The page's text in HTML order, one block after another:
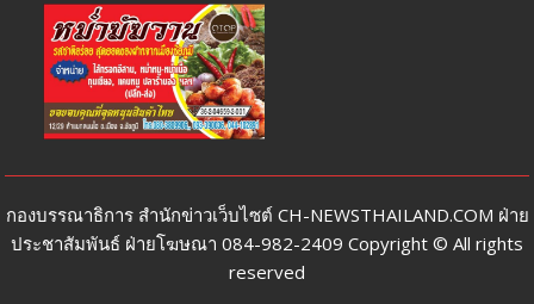
กองบรรณาธิการ สำนักข่าวเว็บไซต์ CH-NEWSTHAILAND.COM ฝ่าย
ประชาสัมพันธ์ ฝ่ายโฆษณา 084-982-2409 Copyright © All rights
reserved